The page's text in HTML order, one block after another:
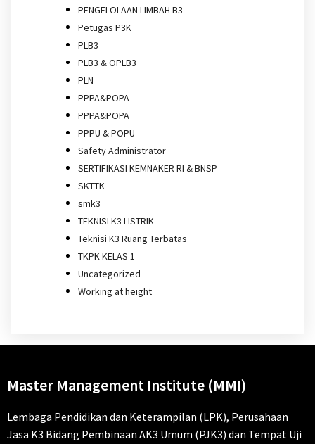
PENGELOLAAN LIMBAH B3
Petugas P3K
PLB3
PLB3 & OPLB3
PLN
PPPA&POPA
PPPA&POPA
PPPU & POPU
Safety Administrator
SERTIFIKASI KEMNAKER RI & BNSP
SKTTK
smk3
TEKNISI K3 LISTRIK
Teknisi K3 Ruang Terbatas
TKPK KELAS 1
Uncategorized
Working at height
Master Management Institute (MMI)
Lembaga Pendidikan dan Keterampilan (LPK), Perusahaan
Jasa K3 Bidang Pembinaan AK3 Umum (PJK3) dan Tempat Uji